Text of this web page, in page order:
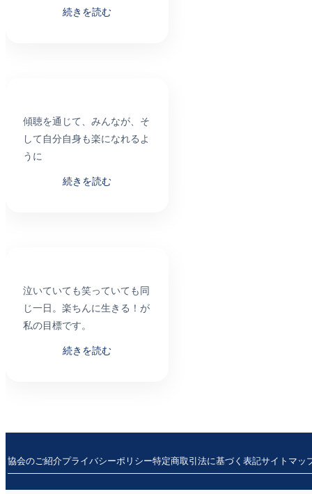
続きを読む
傾聴を通じて、みんなが、そ
して自分自身も楽になれるよ
うに
続きを読む
泣いていても笑っていても同
じ一日。楽ちんに生きる！が
私の目標です。
続きを読む
協会のご紹介プライバシーポリシー特定商取引法に基づく表記サイトマッ